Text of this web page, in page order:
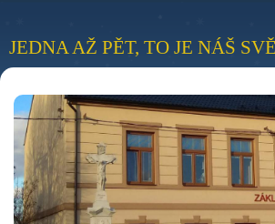
JEDNA AŽ PĚT, TO JE NÁŠ